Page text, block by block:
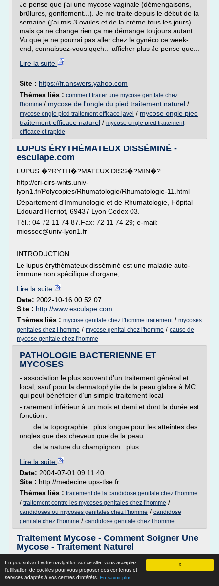
X
En poursuivant votre navigation sur ce site, vous acceptez
l'utilisation de cookies pour vous proposer des contenus et
services adaptés à vos centres d'intérêts. En savoir plus
Je pense que j'ai une mycose vaginale (démengaisons,
brûlures, gonflement...). Je me traite depuis le début de la
semaine (j'ai mis 3 ovules et de la crème tous les jours)
mais ça ne change rien ça me démange toujours autant.
Vu que je ne pourrai pas aller chez le gynéco ce week-
end, connaissez-vous qqch... afficher plus Je pense que...
Lire la suite
Site : https://fr.answers.yahoo.com
Thèmes liés : comment traiter une mycose genitale chez
l'homme / mycose de l'ongle du pied traitement naturel /
mycose ongle pied traitement efficace javel / mycose ongle pied
traitement efficace naturel / mycose ongle pied traitement
efficace et rapide
LUPUS ÉRYTHÉMATEUX DISSÉMINÉ -
esculape.com
LUPUS �?RYTH�?MATEUX DISS�?MIN�?
http://cri-cirs-wnts.univ-
lyon1.fr/Polycopies/Rhumatologie/Rhumatologie-11.html
Département d'Immunologie et de Rhumatologie, Hôpital
Edouard Herriot, 69437 Lyon Cedex 03.
Tél.: 04 72 11 74 87.Fax: 72 11 74 29; e-mail:
miossec@univ-lyon1.fr
INTRODUCTION
Le lupus érythémateux disséminé est une maladie auto-
immune non spécifique d'organe,...
Lire la suite
Date: 2002-10-16 00:52:07
Site : http://www.esculape.com
Thèmes liés : mycose genitale chez l'homme traitement/ mycoses
genitales chez l homme / mycose genital chez l'homme / cause de
mycose genitale chez l'homme
PATHOLOGIE BACTERIENNE ET
MYCOSES
- association le plus souvent d’un traitement général et
local, sauf pour la dermatophytie de la peau glabre à MC
qui peut bénéficier d’un simple traitement local
- rarement inférieur à un mois et demi et dont la durée est
fonction :
. de la topographie : plus longue pour les atteintes des
ongles que des cheveux que de la peau
. de la nature du champignon : plus...
Lire la suite
Date: 2004-07-01 09:11:40
Site : http://medecine.ups-tlse.fr
Thèmes liés : traitement de la candidose genitale chez l'homme
/ traitement contre les mycoses genitales chez l'homme /
candidoses ou mycoses genitales chez l'homme / candidose
genitale chez l'homme / candidose genitale chez l homme
Traitement Mycose - Comment Soigner Une
Mycose - Traitement Naturel
Impossible de charger la transcription interactive.
Chargement...